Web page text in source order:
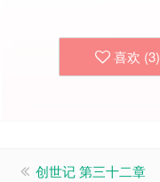
喜欢 (3)
创世记 第三十二章